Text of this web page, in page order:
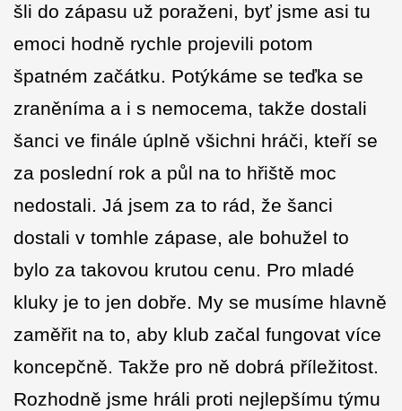
šli do zápasu už poraženi, byť jsme asi tu
emoci hodně rychle projevili potom
špatném začátku. Potýkáme se teďka se
zraněníma a i s nemocema, takže dostali
šanci ve finále úplně všichni hráči, kteří se
za poslední rok a půl na to hřiště moc
nedostali. Já jsem za to rád, že šanci
dostali v tomhle zápase, ale bohužel to
bylo za takovou krutou cenu. Pro mladé
kluky je to jen dobře. My se musíme hlavně
zaměřit na to, aby klub začal fungovat více
koncepčně. Takže pro ně dobrá příležitost.
Rozhodně jsme hráli proti nejlepšímu týmu